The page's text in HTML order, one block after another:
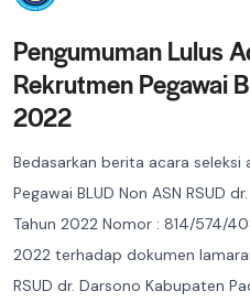
Pengumuman Lulus
Rekrutmen Pegawai
2022
Bedasarkan berita acara
Pegawai BLUD Non ASN RSUD
Tahun 2022 Nomor : 814/574/
2022 terhadap dokumen
RSUD dr. Darsono Kabupaten